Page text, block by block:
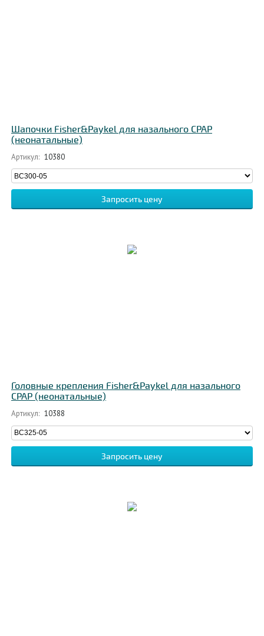
Шапочки Fisher&Paykel для назального CPAP
(неонатальные)
Артикул: 10380
Запросить цену
Головные крепления Fisher&Paykel для назального
CPAP (неонатальные)
Артикул: 10388
Запросить цену